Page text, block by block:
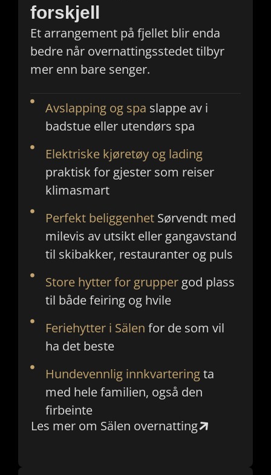
forskjell
Et arrangement på fjellet blir enda
bedre når overnattingsstedet tilbyr
mer enn bare senger.
Avslapping og spa slappe av i
badstue eller utendørs spa
Elektriske kjøretøy og lading
praktisk for gjester som reiser
klimasmart
Perfekt beliggenhetSørvendt med
milevis av utsikt eller gangavstand
til skibakker, restauranter og puls
Store hytter for gruppergod plass
til både feiring og hvile
Feriehytter i Sälen for de som vil
ha det beste
Hundevennlig innkvarteringta
med hele familien, også den
firbeinte
Les mer om Sälen overnatting